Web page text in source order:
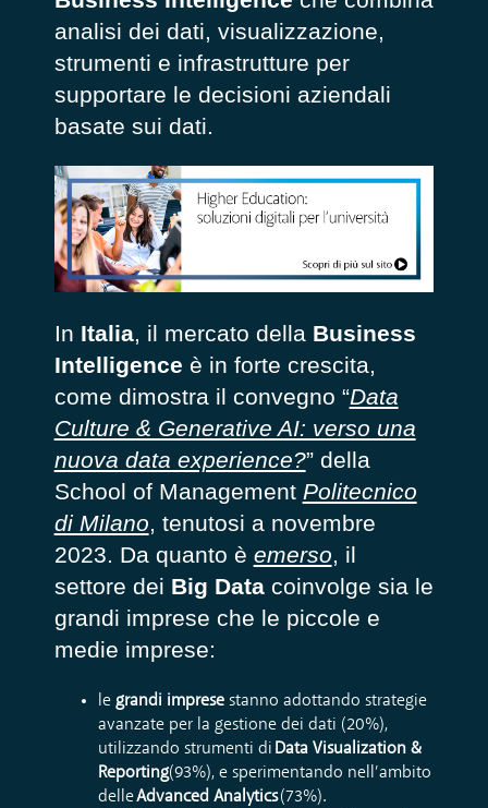
analisi dei dati, visualizzazione,
strumenti e infrastrutture per
supportare le decisioni aziendali
basate sui dati.
In Italia, il mercato della Business
Intelligence è in forte crescita,
come dimostra il convegno “Data
Culture & Generative AI: verso una
nuova data experience?” della
School of Management Politecnico
di Milano, tenutosi a novembre
2023. Da quanto è emerso, il
settore dei Big Datacoinvolge sia le
grandi imprese che le piccole e
medie imprese:
le grandi impresestanno adottando strategie
avanzate per la gestione dei dati (20%),
utilizzando strumenti di Data Visualization &
Reporting(93%), e sperimentando nell’ambito
delleAdvanced Analytics(73%).